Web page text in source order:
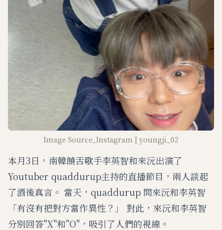
Image Source_Instagram | youngji_02
本月3日，南韓饒舌歌手李英智和來沅出演了
Youtuber quaddurup主持的直播節目，兩人談起
了酒後真言。 當天，quaddurup 問來沅和李英智
「有沒有把對方當作異性？」 對此，來沅和李英智
分別回答"X"和"O"，吸引了人們的視線。